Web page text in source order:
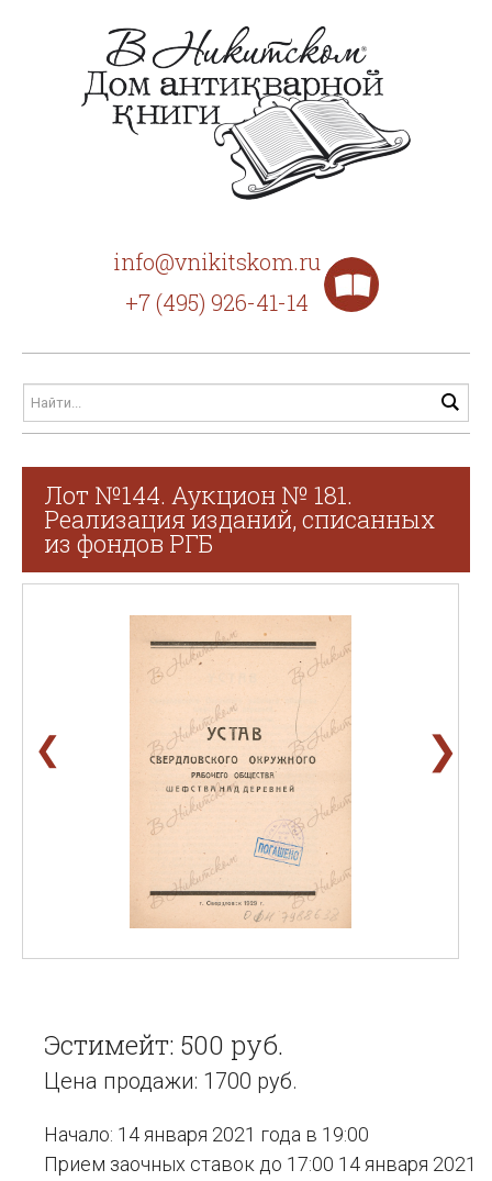
info@vnikitskom.ru
+7 (495) 926-41-14
Лот №144. Аукцион № 181.
Реализация изданий, списанных
из фондов РГБ
❮ ❯
Эстимейт: 500 руб.
Цена продажи: 1700 руб.
Начало: 14 января 2021 года в 19:00
Прием заочных ставок до 17:00 14 января 2021